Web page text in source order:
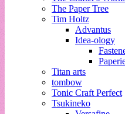
The Paper Tree
Tim Holtz
Advantus
Idea-ology
Titan arts
tombow
Tonic Craft Perfect
Tsukineko